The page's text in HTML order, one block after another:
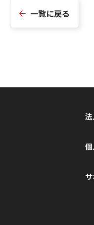
一覧に戻る